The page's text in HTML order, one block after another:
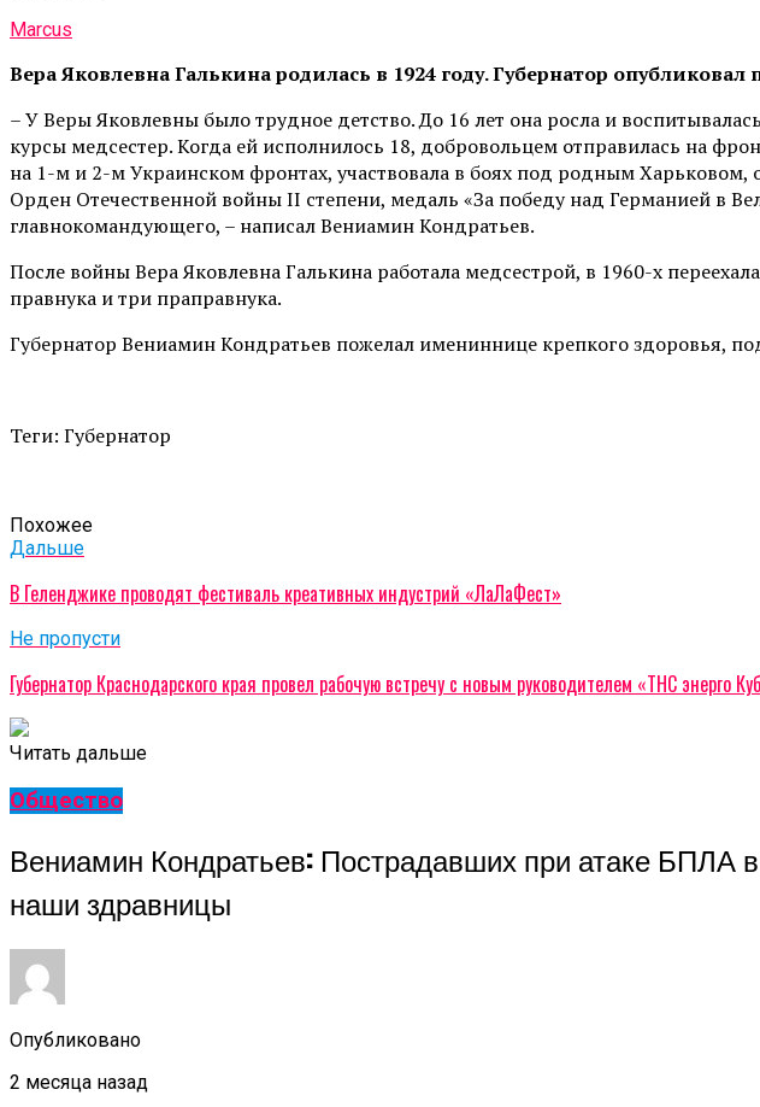
Marcus
Вера Яковлевна Галькина родилась в 1924 году. Губернатор опубликовал
– У Веры Яковлевны было трудное детство. До 16 лет она росла и
курсы медсестер. Когда ей исполнилось 18, добровольцем отправилась на
на 1-м и 2-м Украинском фронтах, участвовала в боях под родным
Орден Отечественной войны II степени, медаль «За победу над Германией в
главнокомандующего, – написал Вениамин Кондратьев.
После войны Вера Яковлевна Галькина работала медсестрой, в 1960-х
правнука и три праправнука.
Губернатор Вениамин Кондратьев пожелал имениннице крепкого здоровья,
Теги: Губернатор
Похожее
Дальше
В Геленджике проводят фестиваль креативных индустрий «ЛаЛаФест»
Не пропусти
Губернатор Краснодарского края провел рабочую встречу с новым руководителем «ТНС энерго
Читать дальше
Общество
Вениамин Кондратьев: Пострадавших при атаке БПЛА
наши здравницы
Опубликовано
2 месяца назад